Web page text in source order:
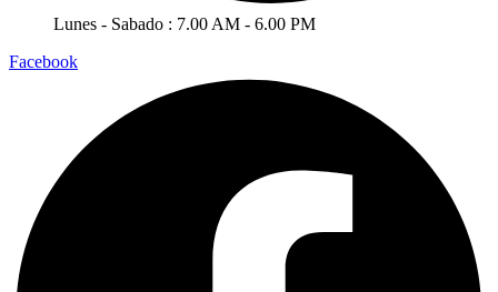
Lunes - Sabado : 7.00 AM - 6.00 PM
Facebook